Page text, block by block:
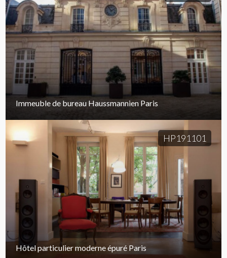
Immeuble de bureau Haussmannien Paris
HP191101
Hôtel particulier moderne épuré Paris